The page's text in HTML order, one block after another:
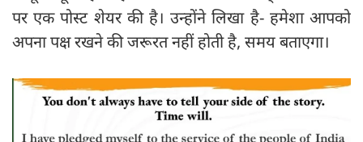
पर एक पोस्ट शेयर की है। उन्होंने लिखा है- हमेशा आपको
अपना पक्ष रखने की जरूरत नहीं होती है, समय बताएगा।